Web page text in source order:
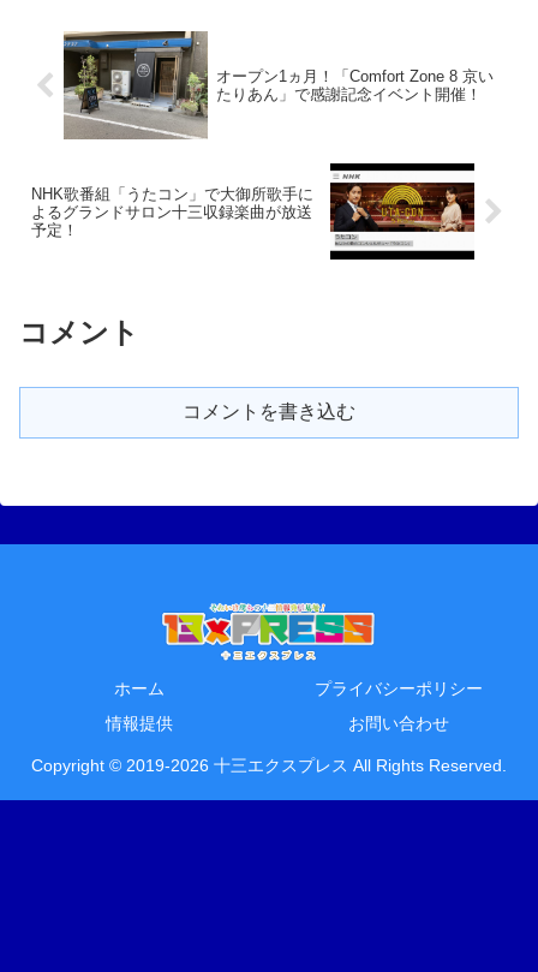
オープン1ヵ月！「Comfort Zone 8 京い
たりあん」で感謝記念イベント開催！
NHK歌番組「うたコン」で大御所歌手に
よるグランドサロン十三収録楽曲が放送
予定！
コメント
コメントを書き込む
ホーム
プライバシーポリシー
情報提供
お問い合わせ
Copyright © 2019-2026 十三エクスプレス All Rights Reserved.